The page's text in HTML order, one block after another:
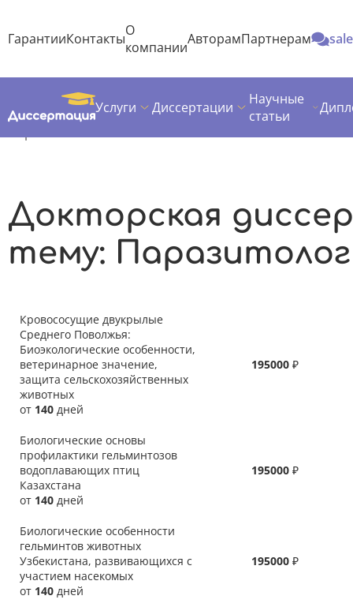
ГарантииКонтактыО
компанииАвторамПартнерам
Услуги Диссертации
Научные
статьи
ДиссертацияТемы докторских диссертацийБиология
Докторская
тему:
Кровососущие двукрылые
Среднего Поволжья:
Биоэкологические особенности,
ветеринарное значение,
защита сельскохозяйственных
животных
от 140 дней
195000 ₽
Биологические основы
профилактики гельминтозов
водоплавающих птиц
Казахстана
от 140 дней
195000 ₽
Биологические особенности
гельминтов животных
Узбекистана, развивающихся с
участием насекомых
от 140 дней
195000 ₽